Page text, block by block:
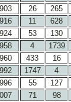
26 265
11 628
53 130
4 1739
433 16
1747 4
55 127
71 98